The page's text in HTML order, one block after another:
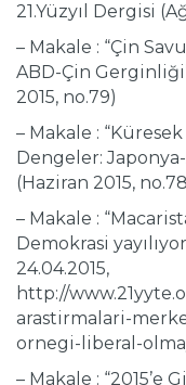
21.Yüzyıl Dergisi
– Makale : “Çin
ABD-Çin
2015, no.79)
– Makale :
Dengeler:
(Haziran 2015,
– Makale :
Demokrasi
24.04.2015,
http://
arastirmalari-
ornegi-liberal-
– Makale : “2015’e